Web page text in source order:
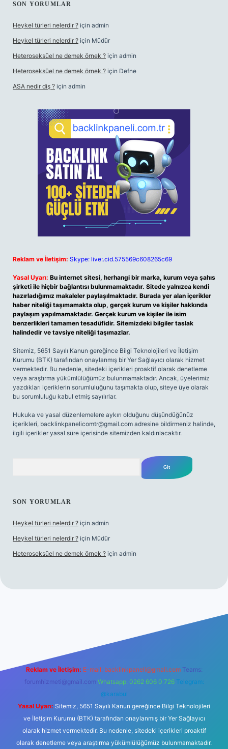
SON YORUMLAR
Heykel türleri nelerdir ? için admin
Heykel türleri nelerdir ? için Müdür
Heteroseksüel ne demek örnek ? için admin
Heteroseksüel ne demek örnek ? için Defne
ASA nedir diş ? için admin
Reklam ve İletişim: Skype: live:.cid.575569c608265c69
Yasal Uyarı: Bu internet sitesi, herhangi bir marka, kurum veya şahıs
şirketi ile hiçbir bağlantısı bulunmamaktadır. Sitede yalnızca kendi
hazırladığımız makaleler paylaşılmaktadır. Burada yer alan içerikler
haber niteliği taşımamakta olup, gerçek kurum ve kişiler hakkında
paylaşım yapılmamaktadır. Gerçek kurum ve kişiler ile isim
benzerlikleri tamamen tesadüfidir. Sitemizdeki bilgiler taslak
halindedir ve tavsiye niteliği taşımazlar.
Sitemiz, 5651 Sayılı Kanun gereğince Bilgi Teknolojileri ve İletişim
Kurumu (BTK) tarafından onaylanmış bir Yer Sağlayıcı olarak hizmet
vermektedir. Bu nedenle, sitedeki içerikleri proaktif olarak denetleme
veya araştırma yükümlülüğümüz bulunmamaktadır. Ancak, üyelerimiz
yazdıkları içeriklerin sorumluluğunu taşımakta olup, siteye üye olarak
bu sorumluluğu kabul etmiş sayılırlar.
Hukuka ve yasal düzenlemelere aykırı olduğunu düşündüğünüz
içerikleri, backlinkpanelicomtr@gmail.com adresine bildirmeniz halinde,
ilgili içerikler yasal süre içerisinde sitemizden kaldırılacaktır.
SON YORUMLAR
Heykel türleri nelerdir ? için admin
Heykel türleri nelerdir ? için Müdür
Heteroseksüel ne demek örnek ? için admin
Reklam ve İletişim: E-mail: backlinkpaneli@gmail.com Teams:
forumhizmeti@gmail.com Whatsapp: 0262 606 0 726 Telegram:
@karabul
Yasal Uyarı: Sitemiz, 5651 Sayılı Kanun gereğince Bilgi Teknolojileri
ve İletişim Kurumu (BTK) tarafından onaylanmış bir Yer Sağlayıcı
olarak hizmet vermektedir. Bu nedenle, sitedeki içerikleri proaktif
olarak denetleme veya araştırma yükümlülüğümüz bulunmamaktadır.